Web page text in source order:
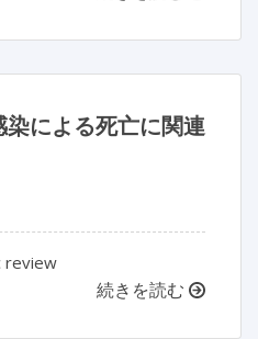
による死亡に関連
review
続きを読む